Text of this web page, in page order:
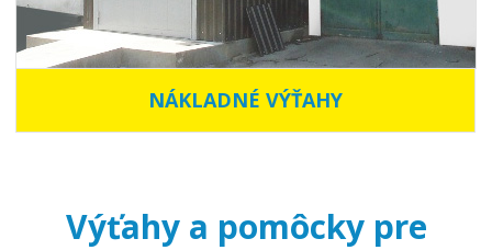
NÁKLADNÉ VÝŤAHY
Výťahy a pomôcky pre